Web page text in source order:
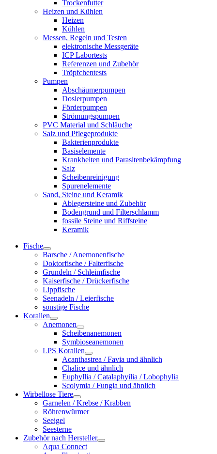
Trockenfutter
Heizen und Kühlen
Heizen
Kühlen
Messen, Regeln und Testen
elektronische Messgeräte
ICP Labortests
Referenzen und Zubehör
Tröpfchentests
Pumpen
Abschäumerpumpen
Dosierpumpen
Förderpumpen
Strömungspumpen
PVC Material und Schläuche
Salz und Pflegeprodukte
Bakterienprodukte
Basiselemente
Krankheiten und Parasitenbekämpfung
Salz
Scheibenreinigung
Spurenelemente
Sand, Steine und Keramik
Ablegersteine und Zubehör
Bodengrund und Filterschlamm
fossile Steine und Riffsteine
Keramik
Fische
Barsche / Anemonenfische
Doktorfische / Falterfische
Grundeln / Schleimfische
Kaiserfische / Drückerfische
Lippfische
Seenadeln / Leierfische
sonstige Fische
Korallen
Anemonen
Scheibenanemonen
Symbioseanemonen
LPS Korallen
Acanthastrea / Favia und ähnlich
Chalice und ähnlich
Euphyllia / Catalaphyilia / Lobophylia
Scolymia / Fungia und ähnlich
Wirbellose Tiere
Garnelen / Krebse / Krabben
Röhrenwürmer
Seeigel
Seesterne
Zubehör nach Hersteller
Aqua Connect